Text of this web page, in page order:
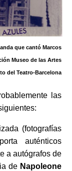
que cantó Marcos
Museo de las Artes
del Teatro-Barcelona
las
(fotografías
auténticos
a autógrafos de
de Napoleone